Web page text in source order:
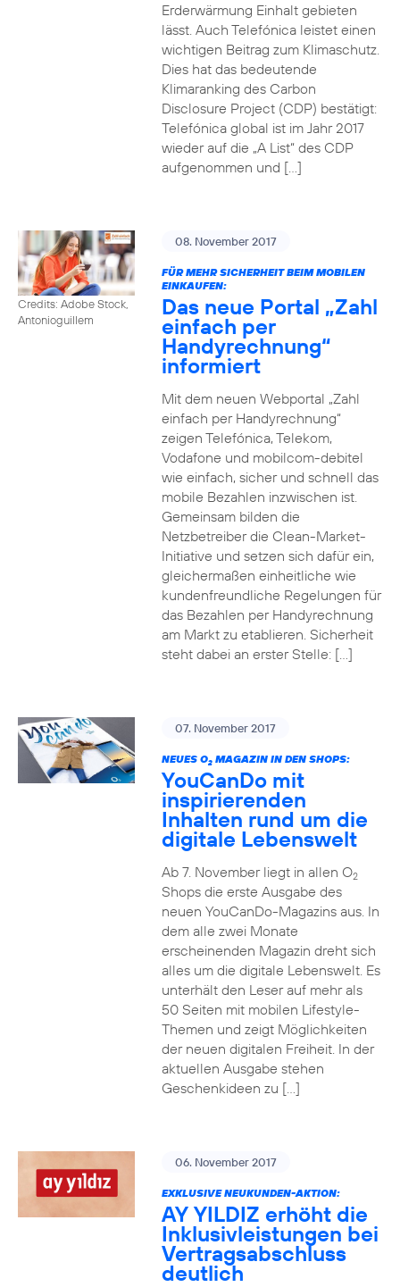
Erderwärmung Einhalt gebieten
lässt. Auch Telefónica leistet einen
wichtigen Beitrag zum Klimaschutz.
Dies hat das bedeutende
Klimaranking des Carbon
Disclosure Project (CDP) bestätigt:
Telefónica global ist im Jahr 2017
wieder auf die „A List“ des CDP
aufgenommen und […]
Credits: Adobe Stock,
Antonioguillem
08. November 2017
FÜR MEHR SICHERHEIT BEIM MOBILEN
EINKAUFEN:
Das neue Portal „Zahl
einfach per
Handyrechnung“
informiert
Mit dem neuen Webportal „Zahl
einfach per Handyrechnung“
zeigen Telefónica, Telekom,
Vodafone und mobilcom-debitel
wie einfach, sicher und schnell das
mobile Bezahlen inzwischen ist.
Gemeinsam bilden die
Netzbetreiber die Clean-Market-
Initiative und setzen sich dafür ein,
gleichermaßen einheitliche wie
kundenfreundliche Regelungen für
das Bezahlen per Handyrechnung
am Markt zu etablieren. Sicherheit
steht dabei an erster Stelle: […]
07. November 2017
NEUES O2MAGAZIN IN DEN SHOPS:
YouCanDo mit
inspirierenden
Inhalten rund um die
digitale Lebenswelt
Ab 7. November liegt in allen O2
Shops die erste Ausgabe des
neuen YouCanDo-Magazins aus. In
dem alle zwei Monate
erscheinenden Magazin dreht sich
alles um die digitale Lebenswelt. Es
unterhält den Leser auf mehr als
50 Seiten mit mobilen Lifestyle-
Themen und zeigt Möglichkeiten
der neuen digitalen Freiheit. In der
aktuellen Ausgabe stehen
Geschenkideen zu […]
06. November 2017
EXKLUSIVE NEUKUNDEN-AKTION:
AY YILDIZ erhöht die
Inklusivleistungen bei
Vertragsabschluss
deutlich